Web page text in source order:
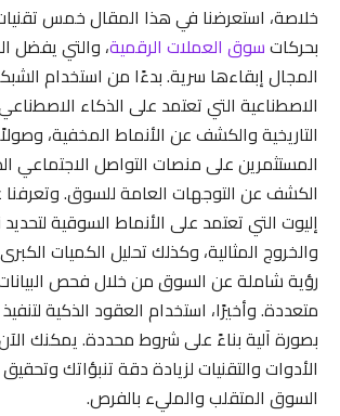
خلاصة، استعرضنا في هذا المقال خمس
بحركاتسوق العملات الرقمية، والتي يفضل
المجال إبقاءها سرية. بدءًا من استخدام
الاصطناعية التي تعتمد على الذكاء الاصطناعي
التاريخية والكشف عن الأنماط المخفية،
المستثمرين على منصات التواصل الاجتماعي
الكشف عن التوجهات العامة للسوق.
إليوت التي تعتمد على الأنماط السوقية
والخروج المثالية، وكذلك تحليل الكميات الكبرى
رؤية شاملة عن السوق من خلال فحص
متعددة. وأخيرًا، استخدام العقود الذكية لتنفيذ
بصورة آلية بناءً على شروط محددة. يمكنك
الأدوات والتقنيات لزيادة دقة تنبؤاتك
السوق المتقلب والمليء بالفرص.